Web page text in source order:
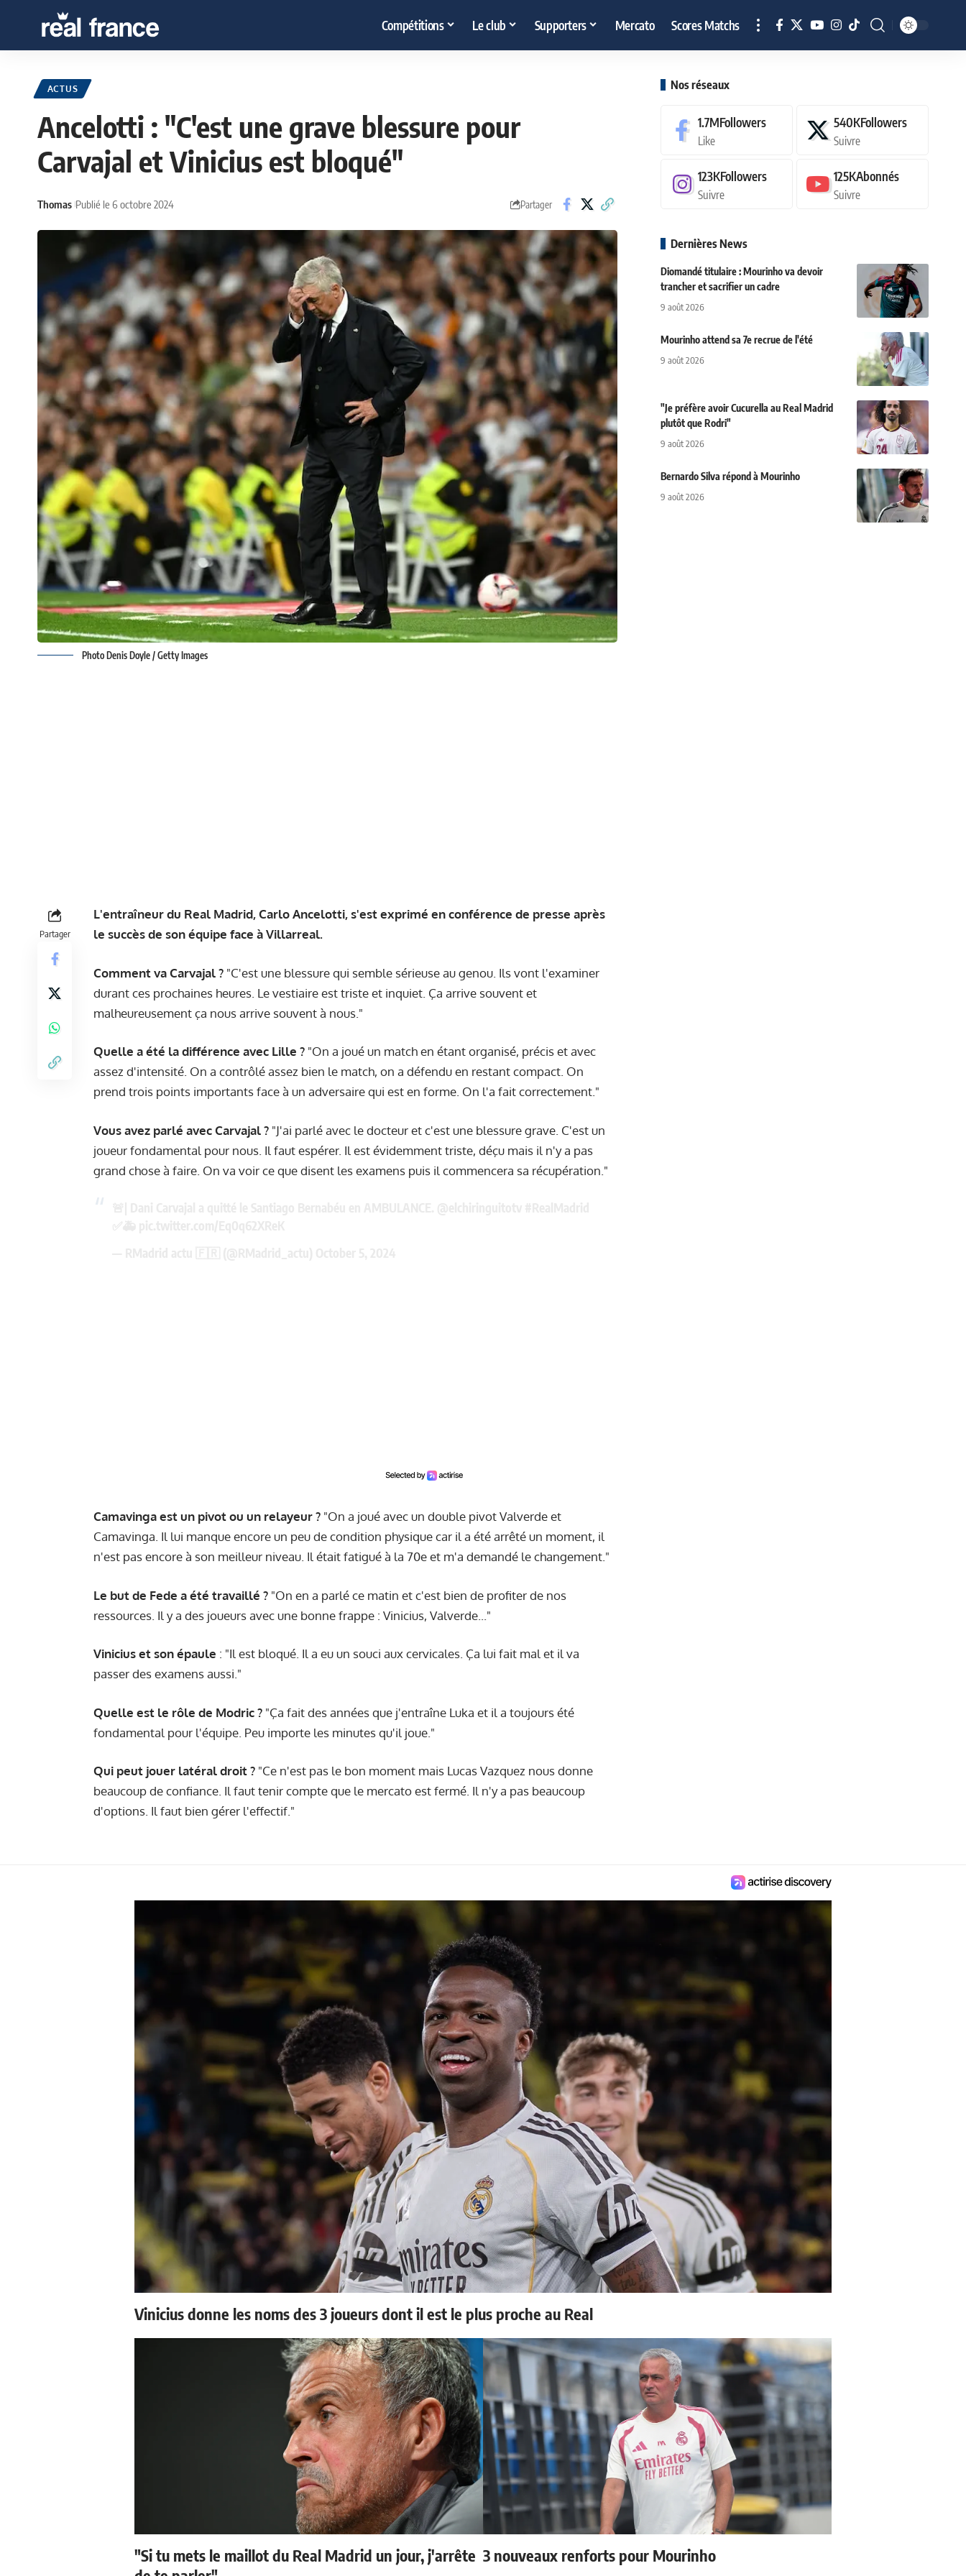
Compétitions Le club Supporters Mercato Scores Matchs
ACTUS
Ancelotti : "C'est une grave blessure pour
Carvajal et Vinicius est bloqué"
Thomas Publié le 6 octobre 2024 Partager
Photo Denis Doyle / Getty Images
Partager
L'entraîneur du Real Madrid, Carlo Ancelotti, s'est exprimé en conférence de presse après
le succès de son équipe face à Villarreal.
Comment va Carvajal ? "C'est une blessure qui semble sérieuse au genou. Ils vont l'examiner
durant ces prochaines heures. Le vestiaire est triste et inquiet. Ça arrive souvent et
malheureusement ça nous arrive souvent à nous."
Quelle a été la différence avec Lille ? "On a joué un match en étant organisé, précis et avec
assez d'intensité. On a contrôlé assez bien le match, on a défendu en restant compact. On
prend trois points importants face à un adversaire qui est en forme. On l'a fait correctement."
Vous avez parlé avec Carvajal ? "J'ai parlé avec le docteur et c'est une blessure grave. C'est un
joueur fondamental pour nous. Il faut espérer. Il est évidemment triste, déçu mais il n'y a pas
grand chose à faire. On va voir ce que disent les examens puis il commencera sa récupération."
Camavinga est un pivot ou un relayeur ? "On a joué avec un double pivot Valverde et
Camavinga. Il lui manque encore un peu de condition physique car il a été arrêté un moment, il
n'est pas encore à son meilleur niveau. Il était fatigué à la 70e et m'a demandé le changement."
Le but de Fede a été travaillé ? "On en a parlé ce matin et c'est bien de profiter de nos
ressources. Il y a des joueurs avec une bonne frappe : Vinicius, Valverde..."
Vinicius et son épaule : "Il est bloqué. Il a eu un souci aux cervicales. Ça lui fait mal et il va
passer des examens aussi."
Quelle est le rôle de Modric ? "Ça fait des années que j'entraîne Luka et il a toujours été
fondamental pour l'équipe. Peu importe les minutes qu'il joue."
Qui peut jouer latéral droit ? "Ce n'est pas le bon moment mais Lucas Vazquez nous donne
beaucoup de confiance. Il faut tenir compte que le mercato est fermé. Il n'y a pas beaucoup
d'options. Il faut bien gérer l'effectif."
Nos réseaux
1.7MFollowers
Like
540KFollowers
Suivre
123KFollowers
Suivre
125KAbonnés
Suivre
Dernières News
Diomandé titulaire : Mourinho va devoir
trancher et sacrifier un cadre
9 août 2026
Mourinho attend sa 7e recrue de l'été
9 août 2026
"Je préfère avoir Cucurella au Real Madrid
plutôt que Rodri"
9 août 2026
Bernardo Silva répond à Mourinho
9 août 2026
Vinicius donne les noms des 3 joueurs dont il est le plus proche au Real
"Si tu mets le maillot du Real Madrid un jour, j'arrête 3 nouveaux renforts pour Mourinho